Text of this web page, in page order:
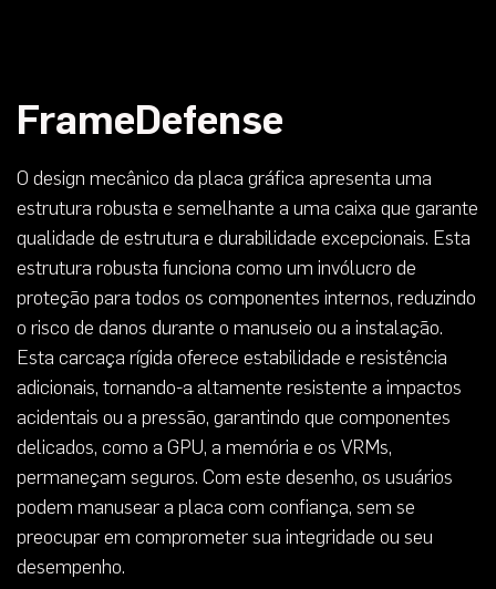
FrameDefense
O design mecânico da placa gráfica apresenta uma
estrutura robusta e semelhante a uma caixa que garante
qualidade de estrutura e durabilidade excepcionais. Esta
estrutura robusta funciona como um invólucro de
proteção para todos os componentes internos, reduzindo
o risco de danos durante o manuseio ou a instalação.
Esta carcaça rígida oferece estabilidade e resistência
adicionais, tornando-a altamente resistente a impactos
acidentais ou a pressão, garantindo que componentes
delicados, como a GPU, a memória e os VRMs,
permaneçam seguros. Com este desenho, os usuários
podem manusear a placa com confiança, sem se
preocupar em comprometer sua integridade ou seu
desempenho.